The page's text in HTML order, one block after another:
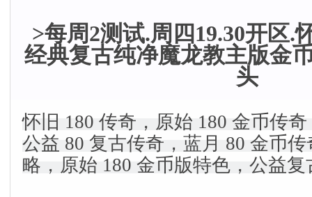
>每周2测试.周四19.30开区.
经典复古纯净魔龙教主版金
头
怀旧 180 传奇，原始 180 金币传
公益 80 复古传奇，蓝月 80 金币
略，原始 180 金币版特色，公益